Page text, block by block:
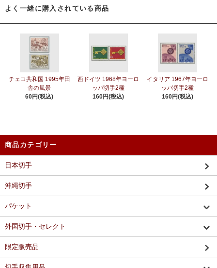
よく一緒に購入されている商品
チェコ共和国 1995年田
舎の風景
60円(税込)
西ドイツ 1968年ヨーロ
ッパ切手2種
160円(税込)
イタリア 1967年ヨーロ
ッパ切手2種
160円(税込)
商品カテゴリー
日本切手
沖縄切手
パケット
外国切手・セレクト
限定販売品